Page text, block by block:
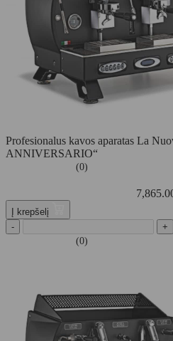
Profesionalus kavos aparatas La
ANNIVERSARIO“
(0)
Į krepšelį
-
+
(0)